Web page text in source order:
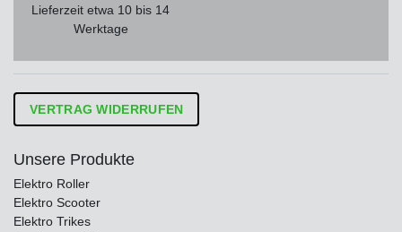
Lieferzeit etwa 10 bis 14
Werktage
VERTRAG WIDERRUFEN
Unsere Produkte
Elektro Roller
Elektro Scooter
Elektro Trikes